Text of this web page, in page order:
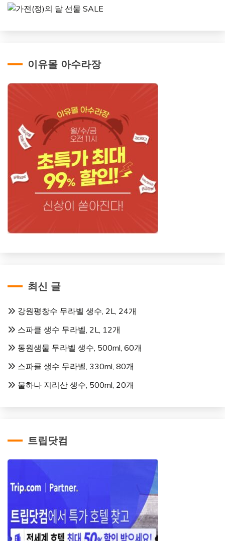
이유몰 아수라장
최신 글
강원평창수 무라벨 생수, 2L, 24개
스파클 생수 무라벨, 2L, 12개
동원샘물 무라벨 생수, 500ml, 60개
스파클 생수 무라벨, 330ml, 80개
물하나 지리산 생수, 500ml, 20개
트립닷컴